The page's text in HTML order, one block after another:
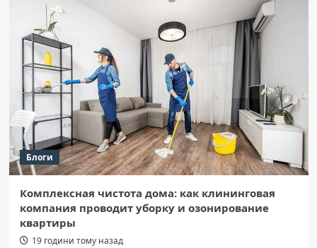
Блоги
Комплексная чистота дома: как клининговая
компания проводит уборку и озонирование
квартиры
19 години тому назад